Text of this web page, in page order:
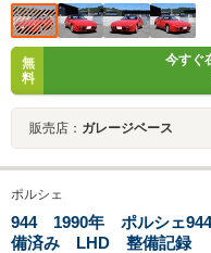
無
料
今すぐ
販売店： ガレージベース
ポルシェ
944 1990年 ポルシェ
備済み LHD 整備記録